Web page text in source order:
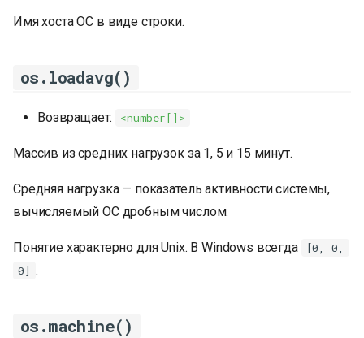
Имя хоста ОС в виде строки.
os.loadavg()
Возвращает: <number[]>
Массив из средних нагрузок за 1, 5 и 15 минут.
Средняя нагрузка — показатель активности системы,
вычисляемый ОС дробным числом.
Понятие характерно для Unix. В Windows всегда
[0, 0,
0] .
os.machine()